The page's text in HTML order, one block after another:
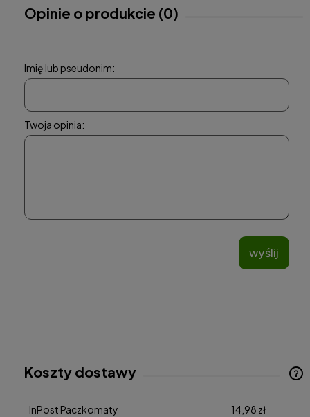
Opinie o produkcie (0)
Imię lub pseudonim:
Twoja opinia:
wyślij
Koszty dostawy
Cena nie zawiera ewentualnych kosztów płatności
InPost Paczkomaty 14,98 zł